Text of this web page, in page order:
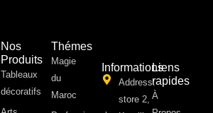
Nos
Produits
Tableaux
décoratifs
Thémes
Magie
du
Maroc
Informations
Address:
store 2,
Liens
rapides
À